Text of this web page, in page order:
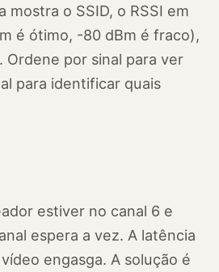
mostra o SSID, o RSSI em
é ótimo, -80 dBm é fraco),
Ordene por sinal para ver
para identificar quais
estiver no canal 6 e
espera a vez. A latência
engasga. A solução é